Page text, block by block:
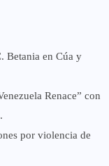
Betania en Cúa y
Renace” con
por violencia de